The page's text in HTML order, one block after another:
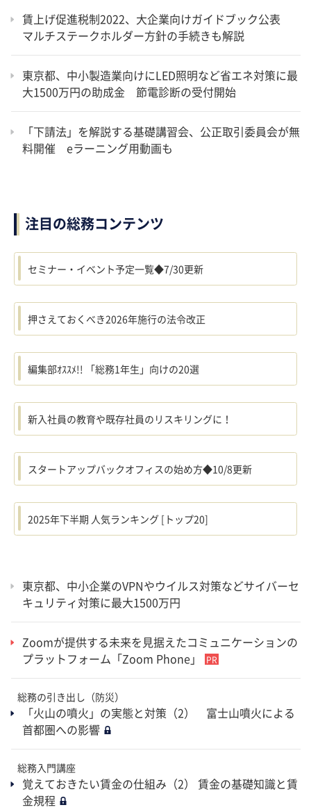
賃上げ促進税制2022、大企業向けガイドブック公表
マルチステークホルダー方針の手続きも解説
東京都、中小製造業向けにLED照明など省エネ対策に最
大1500万円の助成金 節電診断の受付開始
「下請法」を解説する基礎講習会、公正取引委員会が無
料開催 eラーニング用動画も
東京都、中小企業のVPNやウイルス対策などサイバーセ
キュリティ対策に最大1500万円
Zoomが提供する未来を見据えたコミュニケーションの
プラットフォーム「Zoom Phone」
総務の引き出し（防災）
「火山の噴火」の実態と対策（2） 富士山噴火による
首都圏への影響
総務入門講座
覚えておきたい賃金の仕組み（2） 賃金の基礎知識と賃
金規程
注目の総務コンテンツ
セミナー・イベント予定一覧◆7/30更新
押さえておくべき2026年施行の法令改正
編集部ｵｽｽﾒ!! 「総務1年生」向けの20選
新入社員の教育や既存社員のリスキリングに！
スタートアップバックオフィスの始め方◆10/8更新
2025年下半期 人気ランキング [トップ20]